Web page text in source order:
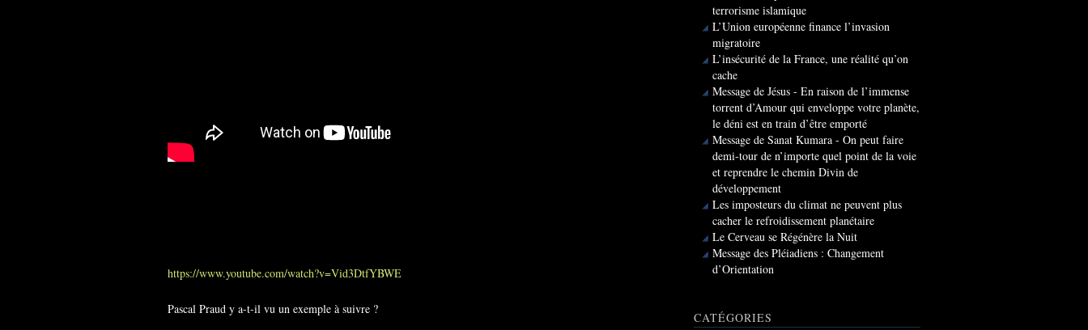
https://www.youtube.com/watch?v=Vid3DtfYBWE
Pascal Praud y a-t-il vu un exemple à suivre ?
terrorisme islamique
L’Union européenne finance l’invasion
migratoire
L’insécurité de la France, une réalité qu’on
cache
Message de Jésus - En raison de l’immense
torrent d’Amour qui enveloppe votre planète,
le déni est en train d’être emporté
Message de Sanat Kumara - On peut faire
demi-tour de n’importe quel point de la voie
et reprendre le chemin Divin de
développement
Les imposteurs du climat ne peuvent plus
cacher le refroidissement planétaire
Le Cerveau se Régénère la Nuit
Message des Pléiadiens : Changement
d’Orientation
CATÉGORIES